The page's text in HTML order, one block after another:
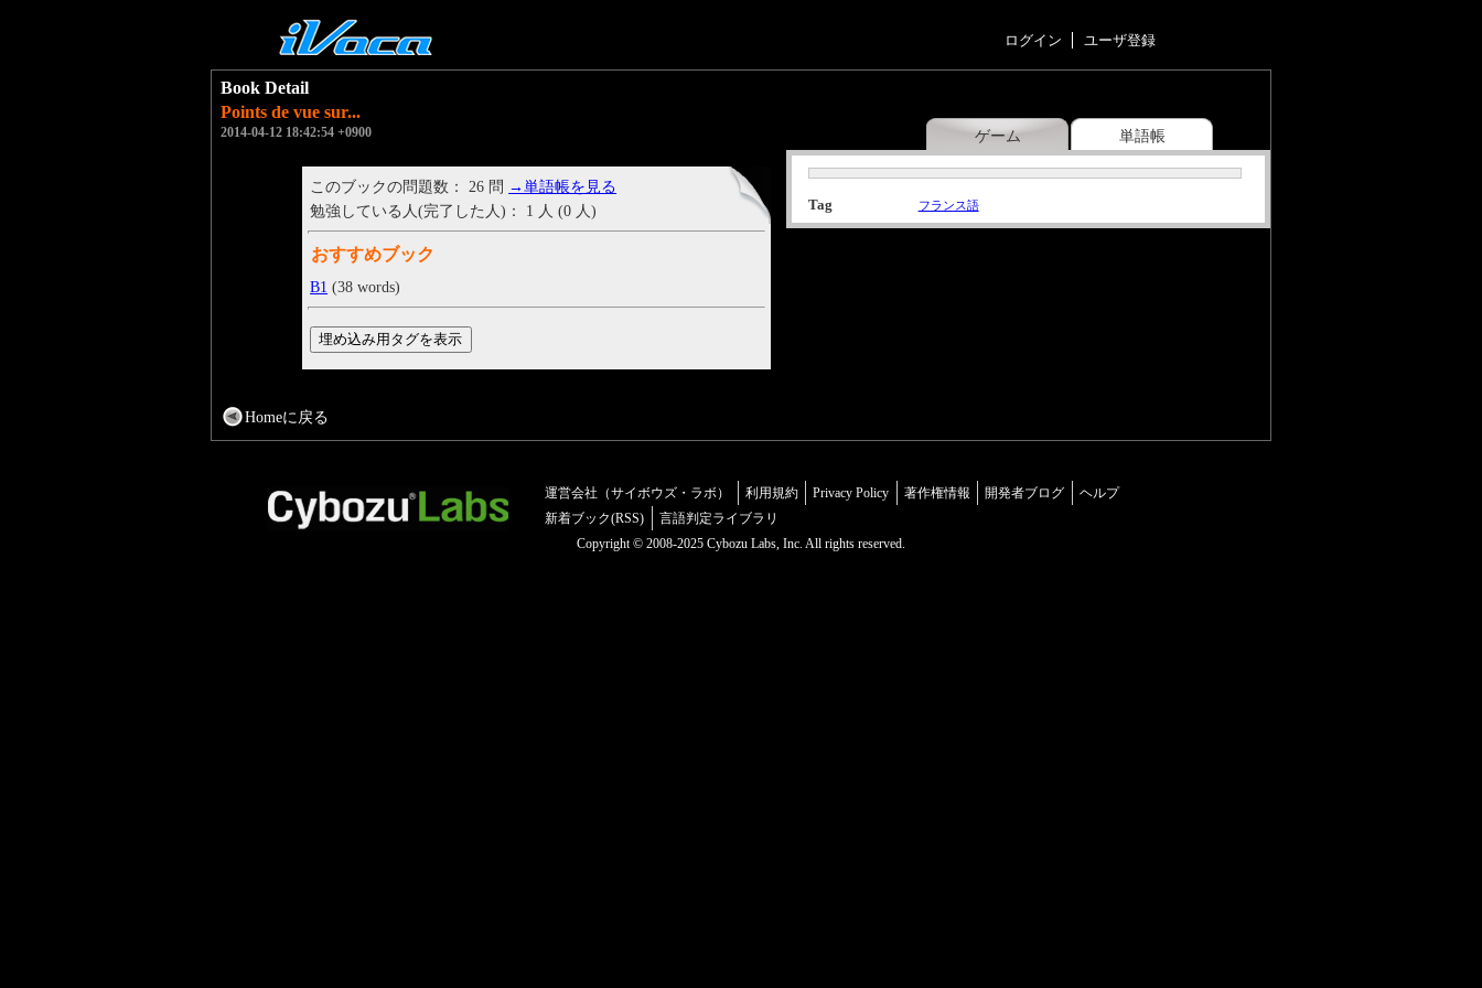
ログイン ユーザ登録
ゲーム 単語帳
Book Detail
Points de vue sur...
2014-04-12 18:42:54 +0900
Tag フランス語
このブックの問題数： 26 問 →単語帳を見る
勉強している人(完了した人)： 1 人 (0 人)
おすすめブック
B1 (38 words)
Homeに戻る
運営会社（サイボウズ・ラボ） 利用規約 Privacy Policy 著作権情報 開発者ブログ
ヘルプ
新着ブック(RSS)
言語判定ライブラリ
Copyright © 2008-2025 Cybozu Labs, Inc. All rights reserved.